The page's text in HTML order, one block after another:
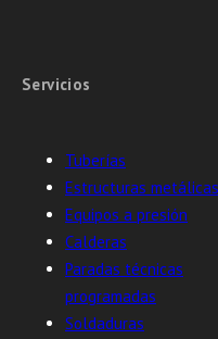
Servicios
Tuberías
Estructuras metálicas
Equipos a presión
Calderas
Paradas técnicas
programadas
Soldaduras